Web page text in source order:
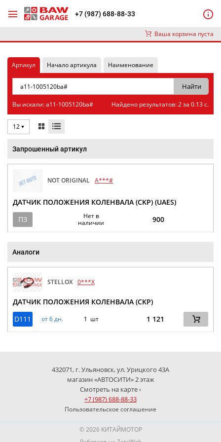
+7 (987) 688-88-33
Ваша корзина пуста
Артикул Начало артикула Наименование
Вы искали: a11-1005120ba# Найдено результатов: 2 за 0.13 с.
12
Запрошенный артикул
NOT ORIGINAL A***#
ДАТЧИК ПОЛОЖЕНИЯ КОЛЕНВАЛА (CKP) (UAES)
ПЗ
Нет в
наличии
900
Аналоги
STELLOX 0***X
ДАТЧИК ПОЛОЖЕНИЯ КОЛЕНВАЛА (CKP)
D111
от 6 дн. 1 шт 1 121
432071, г. Ульяновск, ул. Урицкого 43А
магазин «АВТОСИТИ» 2 этаж
Смотреть на карте ›
+7 (987) 688-88-33
Пользовательское соглашение
© 2026 КИТАЙМОТОР